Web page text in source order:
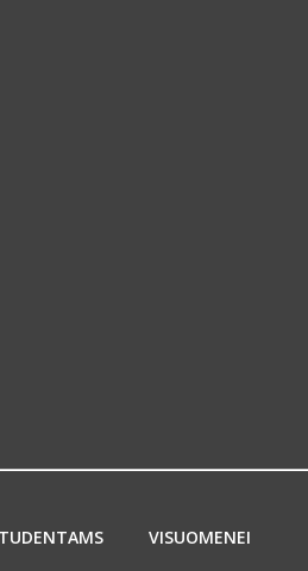
VISUOMENEI